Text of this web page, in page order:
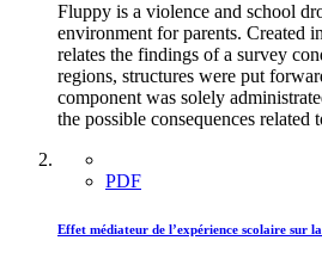
Fluppy is a violence and school
environment for parents. Created
relates the findings of a survey
regions, structures were put
component was solely
the possible consequences
PDF
Effet médiateur de l’expérience scolaire sur